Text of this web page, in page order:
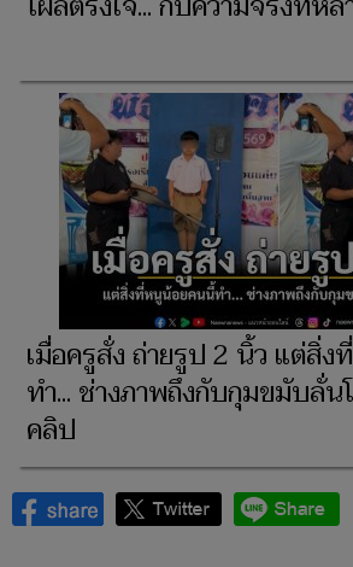
เมื่อครูสั่ง ถ่ายรูป 2 นิ้ว แต่สิ่
ทำ... ช่างภาพถึงกับกุมขมับลั่น
คลิป